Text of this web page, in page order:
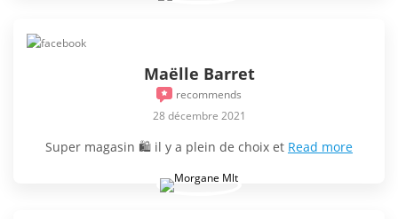
Maëlle Barret
recommends
28 décembre 2021
Super magasin 🛍 il y a plein de choix et Read more